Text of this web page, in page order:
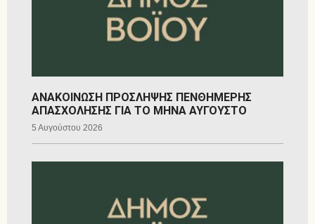
ΑΝΑΚΟΙΝΩΣΗ ΠΡΟΣΛΗΨΗΣ ΠΕΝΘΗΜΕΡΗΣ
ΑΠΑΣΧΟΛΗΣΗΣ ΓΙΑ ΤΟ ΜΗΝΑ ΑΥΓΟΥΣΤΟ
5 Αυγούστου 2026